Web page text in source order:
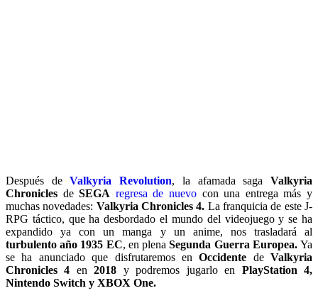
Después deValkyria Revolution, la afamada sagaValkyria
Chronicles deSEGA regresa de nuevo con una entrega más y
muchas novedades: Valkyria Chronicles 4. La franquicia de este J-
RPG táctico, que ha desbordado el mundo del videojuego y se ha
expandido ya con un manga y un anime, nos trasladará al
turbulento año 1935 EC, en plenaSegunda Guerra Europea.Ya
se ha anunciado que disfrutaremos enOccidente de Valkyria
Chronicles 4 en2018 y podremos jugarlo en PlayStation 4,
Nintendo Switch y XBOX One.